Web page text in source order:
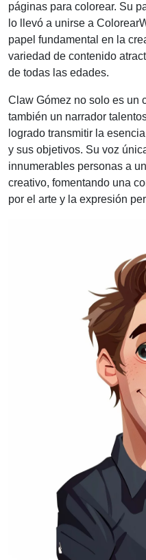
páginas para colorear. Su
lo llevó a unirse a
papel fundamental en la
variedad de contenido
de todas las edades.
Claw Gómez no solo es un
también un narrador
logrado transmitir la
y sus objetivos. Su voz
innumerables personas a
creativo, fomentando una
por el arte y la expresión